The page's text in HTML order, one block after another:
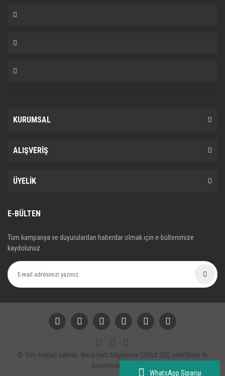
WhatsApp Siparişi
KURUMSAL
ALIŞVERİŞ
ÜYELİK
E-BÜLTEN
Tüm kampanya ve duyurulardan haberdar olmak için e-bültenimize
kaydolunuz.
© Tüm hakları saklıdır. Kredi kartı bilgileriniz 256bit SSL sertifikası ile
korunmaktadır.